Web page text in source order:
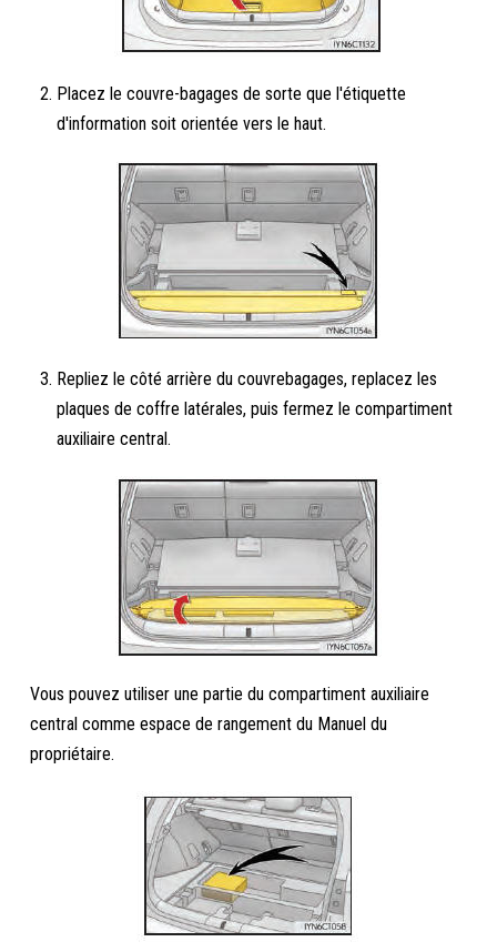
Placez le couvre-bagages de sorte que l'étiquette
d'information soit orientée vers le haut.
Repliez le côté arrière du couvrebagages, replacez les
plaques de coffre latérales, puis fermez le compartiment
auxiliaire central.
Vous pouvez utiliser une partie du compartiment auxiliaire
central comme espace de rangement du Manuel du
propriétaire.